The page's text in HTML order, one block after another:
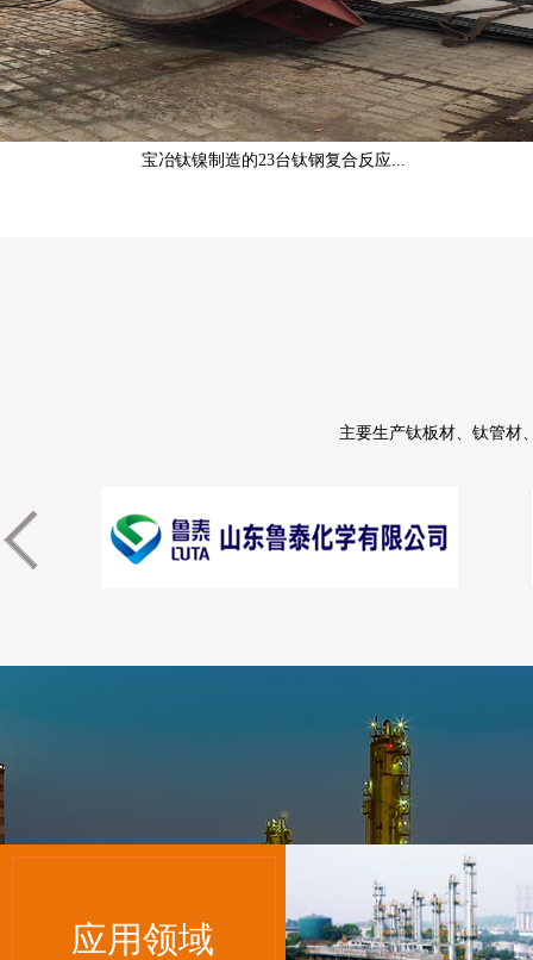
疫情来袭-宝冶钛镍有序生产不松懈...
主要生产钛板材、钛管材
应用领域